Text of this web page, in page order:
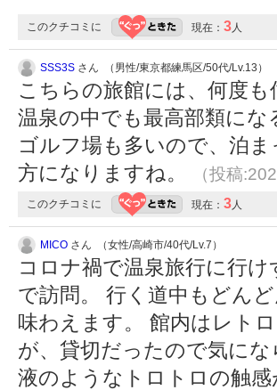
このクチコミに 現在： 3 人
SSS3S さん （男性/東京都練馬区/50代/Lv.13）
こちらの旅館には、何度
温泉の中でも最高部類に
ゴルフ場も多いので、泊
方になりますね。
（投稿
このクチコミに 現在： 3 人
MICO さん （女性/高崎市/40代/Lv.7）
コロナ禍で温泉旅行に行
で訪問。 行く道中もどん
味わえます。 館内はレト
が、貸切だったので気に
液のようなトロトロの触